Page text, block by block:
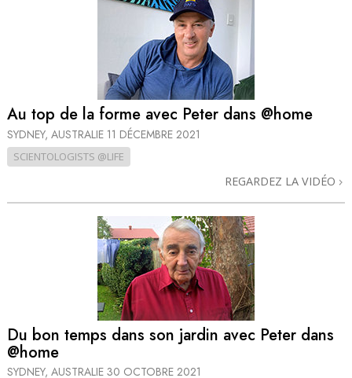
Au top de la forme avec Peter dans @home
SYDNEY, AUSTRALIE 11 DÉCEMBRE 2021
SCIENTOLOGISTS @LIFE
REGARDEZ LA VIDÉO
Du bon temps dans son jardin avec Peter dans
@home
SYDNEY, AUSTRALIE 30 OCTOBRE 2021